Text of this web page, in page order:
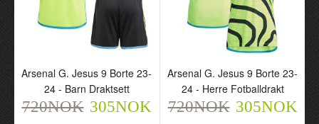
Arsenal G. Jesus 9 Borte
Arsenal G. Jesus 9 Borte 23-
24 - Barn Draktsett
720NOK 305NOK
Arsenal G. Jesus 9 Borte 23-
24 - Herre Fotballdrakt
720NOK 305NOK